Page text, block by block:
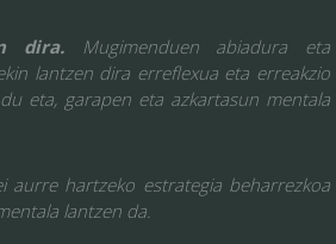
dira. Mugimenduen abiadura eta
lantzen dira erreflexua eta erreakzio
eta, garapen eta azkartasun mentala
aurre hartzeko estrategia beharrezkoa
lantzen da.